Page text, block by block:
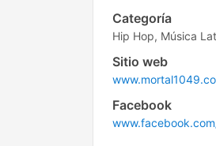
Categoría
Hip Hop, Música
Sitio web
Facebook